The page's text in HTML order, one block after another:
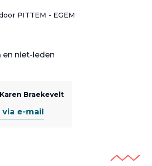
PITTEM - EGEM
en niet-leden
Karen Braekevelt
via e-mail